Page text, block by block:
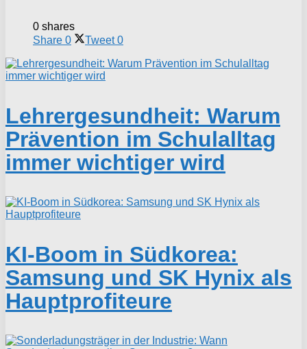
0 shares
Share 0 Tweet 0
Lehrergesundheit: Warum
Prävention im Schulalltag
immer wichtiger wird
KI-Boom in Südkorea:
Samsung und SK Hynix als
Hauptprofiteure